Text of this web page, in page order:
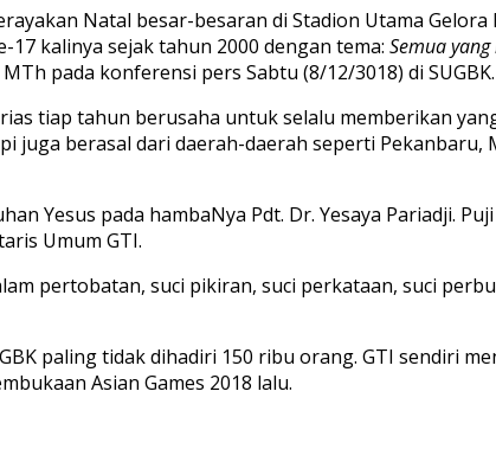
Natal besar-besaran di Stadion Utama
kalinya sejak tahun 2000 dengan tema: Semua
pada konferensi pers Sabtu (8/12/3018) di SUGBK.
tiap tahun berusaha untuk selalu memberikan
juga berasal dari daerah-daerah seperti Pekanbaru,
Yesus pada hambaNya Pdt. Dr. Yesaya Pariadji.
Umum GTI.
pertobatan, suci pikiran, suci perkataan, suci
paling tidak dihadiri 150 ribu orang. GTI sendiri
Asian Games 2018 lalu.